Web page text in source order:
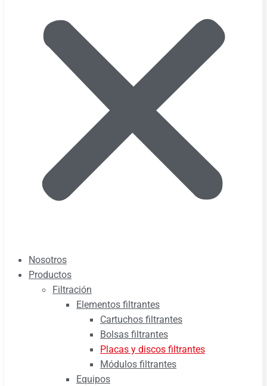
Nosotros
Productos
Filtración
Elementos filtrantes
Cartuchos filtrantes
Bolsas filtrantes
Placas y discos filtrantes
Módulos filtrantes
Equipos